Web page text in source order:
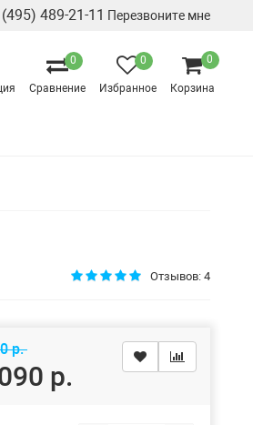
489-21-11 Перезвоните мне
0
Сравнение
0
Избранное
0
Корзина
Отзывов: 4
р.
р.